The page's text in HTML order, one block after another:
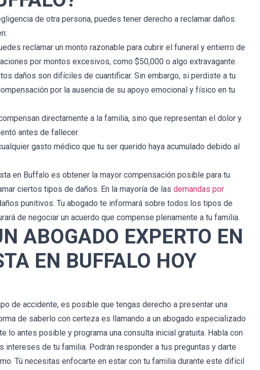
de otra persona, puedes tener derecho a reclamar daños.
reclamar un monto razonable para cubrir el funeral y entierro de
por montos excesivos, como $50,000 o algo extravagante.
daños son difíciles de cuantificar. Sin embargo, si perdiste a tu
por la ausencia de su apoyo emocional y físico en tu
directamente a la familia, sino que representan el dolor y
antes de fallecer.
gasto médico que tu ser querido haya acumulado debido al
en Buffalo es obtener la mayor compensación posible para tu
ciertos tipos de daños. En la mayoría de las demandas por
punitivos. Tu abogado te informará sobre todos los tipos de
de negociar un acuerdo que compense plenamente a tu familia.
ABOGADO EXPERTO EN
EN BUFFALO HOY
de accidente, es posible que tengas derecho a presentar una
de saberlo con certeza es llamando a un abogado especializado
lo antes posible y programa una consulta inicial gratuita. Habla con
intereses de tu familia. Podrán responder a tus preguntas y darte
Tú necesitas enfocarte en estar con tu familia durante este difícil
Linda